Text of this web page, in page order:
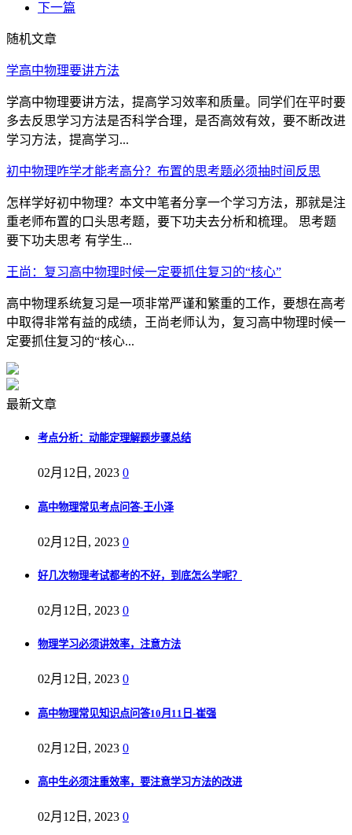
下一篇
随机文章
学高中物理要讲方法
学高中物理要讲方法，提高学习效率和质量。同学们在平时要
多去反思学习方法是否科学合理，是否高效有效，要不断改进
学习方法，提高学习...
初中物理咋学才能考高分？布置的思考题必须抽时间反思
怎样学好初中物理？本文中笔者分享一个学习方法，那就是注
重老师布置的口头思考题，要下功夫去分析和梳理。 思考题
要下功夫思考 有学生...
王尚：复习高中物理时候一定要抓住复习的“核心”
高中物理系统复习是一项非常严谨和繁重的工作，要想在高考
中取得非常有益的成绩，王尚老师认为，复习高中物理时候一
定要抓住复习的“核心...
最新文章
考点分析：动能定理解题步骤总结
02月12日, 2023 0
高中物理常见考点问答-王小泽
02月12日, 2023 0
好几次物理考试都考的不好，到底怎么学呢？
02月12日, 2023 0
物理学习必须讲效率，注意方法
02月12日, 2023 0
高中物理常见知识点问答10月11日-崔强
02月12日, 2023 0
高中生必须注重效率，要注意学习方法的改进
02月12日, 2023 0